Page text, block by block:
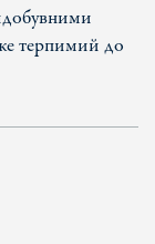
терпимий до